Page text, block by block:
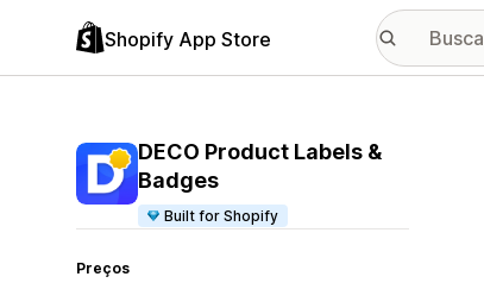
Shopify App Store
DECO Product Labels &
Badges
Built for Shopify
Preços